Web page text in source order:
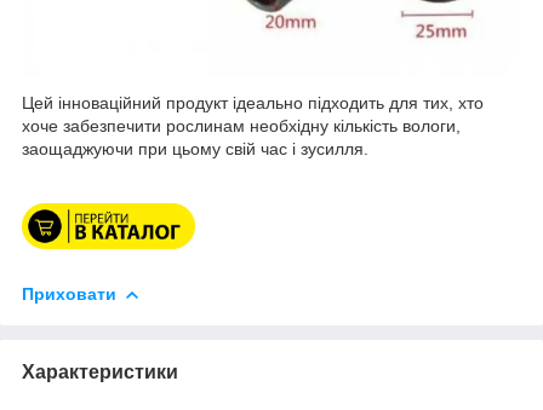
Цей інноваційний продукт ідеально підходить для тих, хто
хоче забезпечити рослинам необхідну кількість вологи,
заощаджуючи при цьому свій час і зусилля.
Приховати
Характеристики